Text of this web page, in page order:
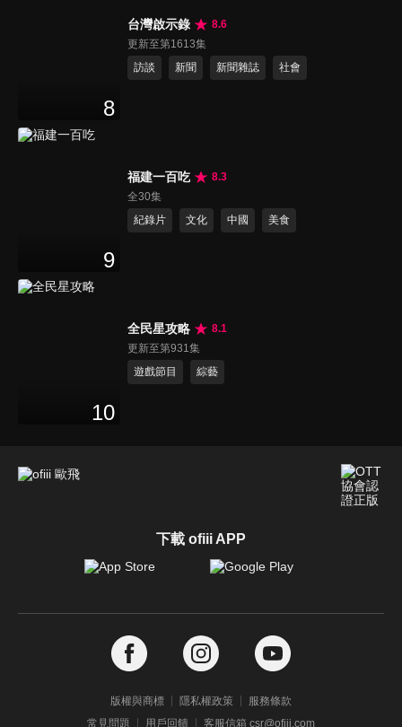
8
台灣啟示錄
8.6
更新至第1613集
訪談
新聞 新聞雜誌 社會
9
福建一百吃
8.3
全30集
紀錄片
文化 中國 美食
10
全民星攻略
8.1
更新至第931集
遊戲節目
綜藝
下載 ofiii APP
版權與商標 隱私權政策
服務條款
常見問題
用戶回饋 客服信箱 csr@ofiii.com